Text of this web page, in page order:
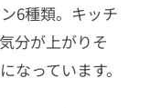
6種類。キッチ
分が上がりそ
なっています。